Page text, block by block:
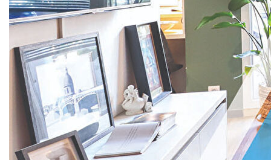
étage, cet appartement T4 entièrement rénové de 109m2
se compose de :
- Une entrée avec rangements, un cellier
- Un double séjour de donnant sur une grande terrasse de
près de 23m2 exposée EST
- Une cuisine aménagée équipée
- Trois chambres
- Une salle d'eau
- Une salle de bain
- Wc séparés